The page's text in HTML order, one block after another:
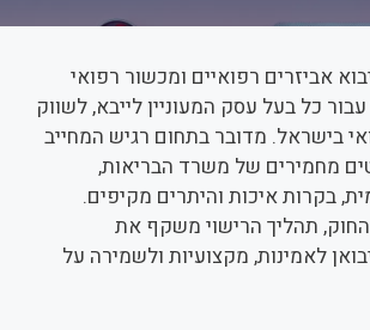
אביזרים רפואיים ומכשור רפואי
עבור כל בעל עסק המעוניין לייבא, לשווק
בישראל. מדובר בתחום רגיש המחייב
מחמירים של משרד הבריאות,
בקרות איכות והיתרים מקיפים.
תהליך הרישוי משקף את
לאמינות, מקצועיות ולשמירה על